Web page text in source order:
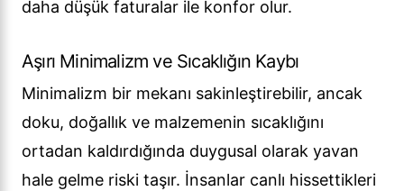
daha düşük faturalar ile konfor olur.
Aşırı Minimalizm ve Sıcaklığın Kaybı
Minimalizm bir mekanı sakinleştirebilir, ancak
doku, doğallık ve malzemenin sıcaklığını
ortadan kaldırdığında duygusal olarak yavan
hale gelme riski taşır. İnsanlar canlı hissettikleri